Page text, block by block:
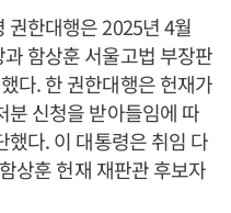
권한대행은 2025년 4월
함상훈 서울고법 부장판
다. 한 권한대행은 헌재가
분 신청을 받아들임에 따
했다. 이 대통령은 취임 다
상훈 헌재 재판관 후보자